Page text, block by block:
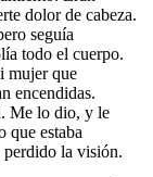
dolor de cabeza.
seguía
todo el cuerpo.
mujer que
encendidas.
Me lo dio, y le
que estaba
perdido la visión.